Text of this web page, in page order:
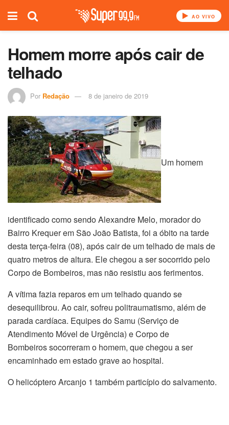
AO VIVO
Homem morre após cair de
telhado
Por Redação 8 de janeiro de 2019
Um homem
identificado como sendo Alexandre Melo, morador do
Bairro Krequer em São João Batista, foi a óbito na tarde
desta terça-feira (08), após cair de um telhado de mais de
quatro metros de altura. Ele chegou a ser socorrido pelo
Corpo de Bombeiros, mas não resistiu aos ferimentos.
A vítima fazia reparos em um telhado quando se
desequilibrou. Ao cair, sofreu politraumatismo, além de
parada cardíaca. Equipes do Samu (Serviço de
Atendimento Móvel de Urgência) e Corpo de
Bombeiros socorreram o homem, que chegou a ser
encaminhado em estado grave ao hospital.
O helicóptero Arcanjo 1 também particípio do salvamento.